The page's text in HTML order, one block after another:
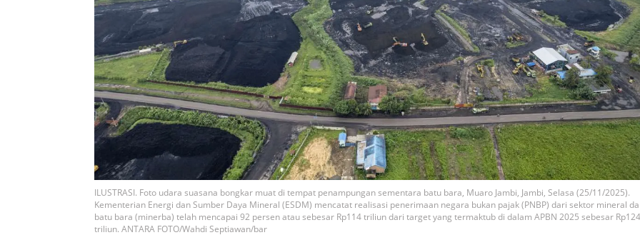
ILUSTRASI. Foto udara suasana bongkar muat di tempat penampungan sementara batu bara, Muaro Jambi, Jambi, Selasa (25/11/2025).
Kementerian Energi dan Sumber Daya Mineral (ESDM) mencatat realisasi penerimaan negara bukan pajak (PNBP) dari sektor mineral
batu bara (minerba) telah mencapai 92 persen atau sebesar Rp114 triliun dari target yang termaktub di dalam APBN 2025 sebesar
triliun. ANTARA FOTO/Wahdi Septiawan/bar